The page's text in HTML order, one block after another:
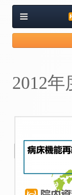
2012